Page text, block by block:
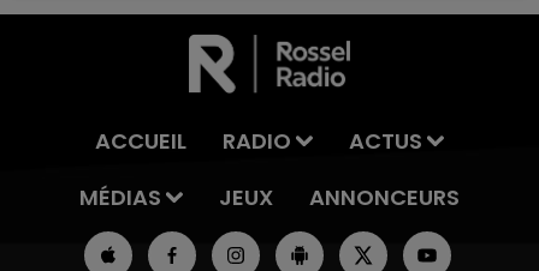
ACCUEIL RADIO
ACTUS
MÉDIAS
JEUX ANNONCEURS